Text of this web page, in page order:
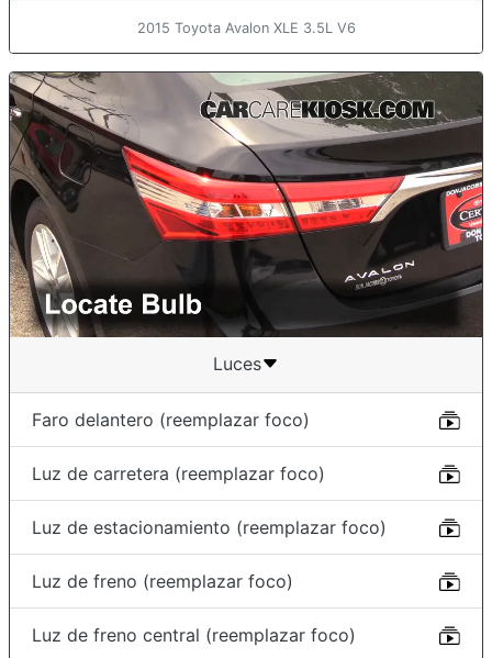
2015 Toyota Avalon XLE 3.5L V6
Luces
Faro delantero (reemplazar foco)
Luz de carretera (reemplazar foco)
Luz de estacionamiento (reemplazar foco)
Luz de freno (reemplazar foco)
Luz de freno central (reemplazar foco)